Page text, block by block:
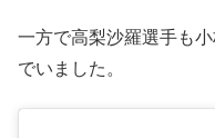
一方で高梨沙羅選手も
でいました。